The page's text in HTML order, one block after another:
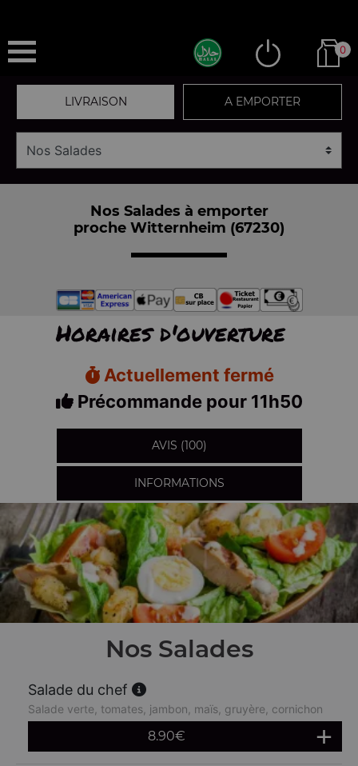
0
LIVRAISON A EMPORTER
Nos Salades à emporter
proche Witternheim (67230)
Horaires d'ouverture
Actuellement fermé
Précommande pour 11h50
AVIS (100)
INFORMATIONS
Nos Salades
Salade du chef
Salade verte, tomates, jambon, maïs, gruyère, cornichon
8.90€